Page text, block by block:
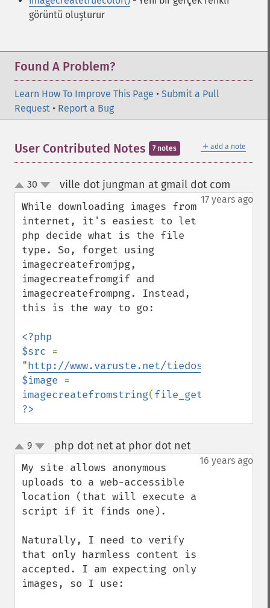
görüntü oluşturur
Found A Problem?
Learn How To Improve This Page • Submit a Pull
Request • Report a Bug
＋ add a note
User Contributed Notes 7 notes
up
down
30 ville dot jungman at gmail dot com
17 years ago
While downloading images from
internet, it's easiest to let
php decide what is the file
type. So, forget using
imagecreatefromjpg,
imagecreatefromgif and
imagecreatefrompng. Instead,
this is the way to go:
<?php
$src
"http://www.varuste.net/tiedostot/
$image
imagecreatefromstring(file_get_contents
?>
up
down
9 php dot net at phor dot net¶
16 years ago
My site allows anonymous
uploads to a web-accessible
location (that will execute a
script if it finds one).
Naturally, I need to verify
that only harmless content is
accepted. I am expecting only
images, so I use: